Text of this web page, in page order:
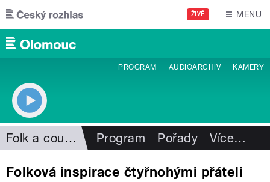
Přejít k hlavnímu obsahu
ŽIVĚ MENU
PROGRAM AUDIOARCHIV KAMERY
Folk a country Program Pořady Více…
Folková inspirace čtyřnohými přáteli